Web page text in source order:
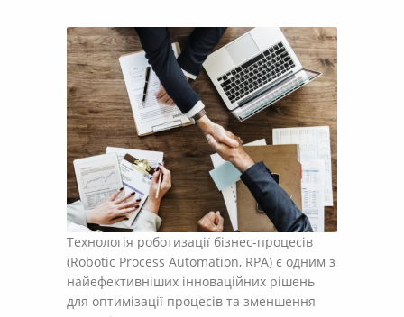
Технологія роботизації бізнес-процесів
(Robotic Process Automation, RPA) є одним з
найефективніших інноваційних рішень
для оптимізації процесів та зменшення